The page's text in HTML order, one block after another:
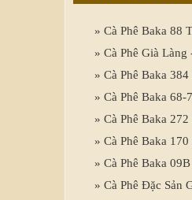
» Cà Phê Baka 88
» Cà Phê Già
» Cà Phê Baka
» Cà Phê Baka
» Cà Phê Baka
» Cà Phê Baka
» Cà Phê Baka
» Cà Phê Đặc Sản